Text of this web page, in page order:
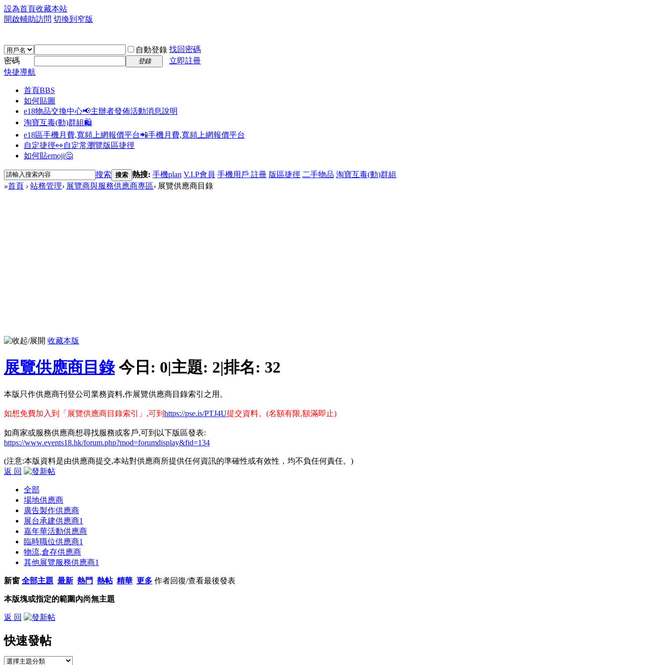
設為首頁收藏本站
開啟輔助訪問 切換到窄版
自動登錄 找回密碼
密碼
登錄
立即註冊
快捷導航
首頁BBS
如何貼圖
e18物品交換中心📢主辦者發佈活動消息說明
淘寶互毒(動)群組🛍️
e18區手機月費,寬頻上網報價平台📲手機月費,寬頻上網報價平台
自定捷徑👀自定常瀏覽版區捷徑
如何貼emoji🤔
搜索 搜索 熱搜: 手機plan V.I.P會員 手機用戶 註冊 版區捷徑 二手物品 淘寶互毒(動)群組
»首頁 › 站務管理› 展覽商與服務供應商專區› 展覽供應商目錄
收藏本版
展覽供應商目錄 今日: 0|主題: 2|排名: 32
本版只作供應商刊登公司業務資料,作展覽供應商目錄索引之用。
如想免費加入到「展覽供應商目錄索引」,可到 https://pse.is/PTJ4U提交資料。(名額有限,額滿即止)
如商家或服務供應商想尋找服務或客戶,可到以下版區發表:
https://www.events18.hk/forum.php?mod=forumdisplay&fid=134
(注意:本版資料是由供應商提交,本站對供應商所提供任何資訊的準確性或有效性，均不負任何責任。)
返 回
全部
場地供應商
廣告製作供應商
展台承建供應商1
嘉年華活動供應商
臨時職位供應商1
物流,倉存供應商
其他展覽服務供應商1
新窗 全部主題 最新 熱門 熱帖 精華 更多 作者回復/查看最後發表
本版塊或指定的範圍內尚無主題
返 回
快速發帖